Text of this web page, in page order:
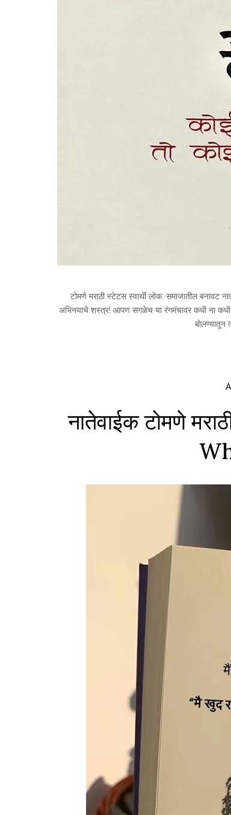
टोमणे मराठी स्टेटस स्वार्थी लोक: समाजातील बनावट
अभिनयाचे शस्त्र! आपण सगळेच या रंगमंचावर कधी ना कधी
बोलण्यातून
नातेवाईक टोमणे